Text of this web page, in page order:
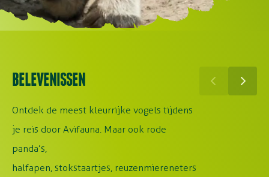
BELEVENISSEN
Ontdek de meest kleurrijke vogels tijdens
je reis door Avifauna. Maar ook rode
panda’s,
halfapen, stokstaartjes, reuzenmiereneters